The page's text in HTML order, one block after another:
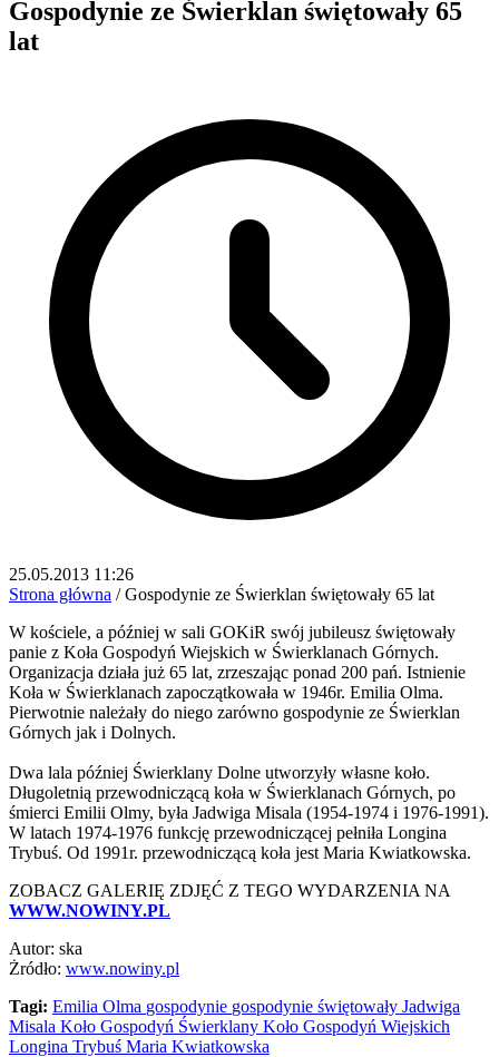
Gospodynie ze Świerklan świętowały 65
lat
25.05.2013 11:26
Strona główna / Gospodynie ze Świerklan świętowały 65 lat
W kościele, a później w sali GOKiR swój jubileusz świętowały
panie z Koła Gospodyń Wiejskich w Świerklanach Górnych.
Organizacja działa już 65 lat, zrzeszając ponad 200 pań. Istnienie
Koła w Świerklanach zapoczątkowała w 1946r. Emilia Olma.
Pierwotnie należały do niego zarówno gospodynie ze Świerklan
Górnych jak i Dolnych.
Dwa lala później Świerklany Dolne utworzyły własne koło.
Długoletnią przewodniczącą koła w Świerklanach Górnych, po
śmierci Emilii Olmy, była Jadwiga Misala (1954-1974 i 1976-1991).
W latach 1974-1976 funkcję przewodniczącej pełniła Longina
Trybuś. Od 1991r. przewodniczącą koła jest Maria Kwiatkowska.
ZOBACZ GALERIĘ ZDJĘĆ Z TEGO WYDARZENIA NA
WWW.NOWINY.PL
Autor: ska
Żródło: www.nowiny.pl
Tagi: Emilia Olma gospodynie gospodynie świętowały Jadwiga
Misala Koło Gospodyń Świerklany Koło Gospodyń Wiejskich
Longina Trybuś Maria Kwiatkowska